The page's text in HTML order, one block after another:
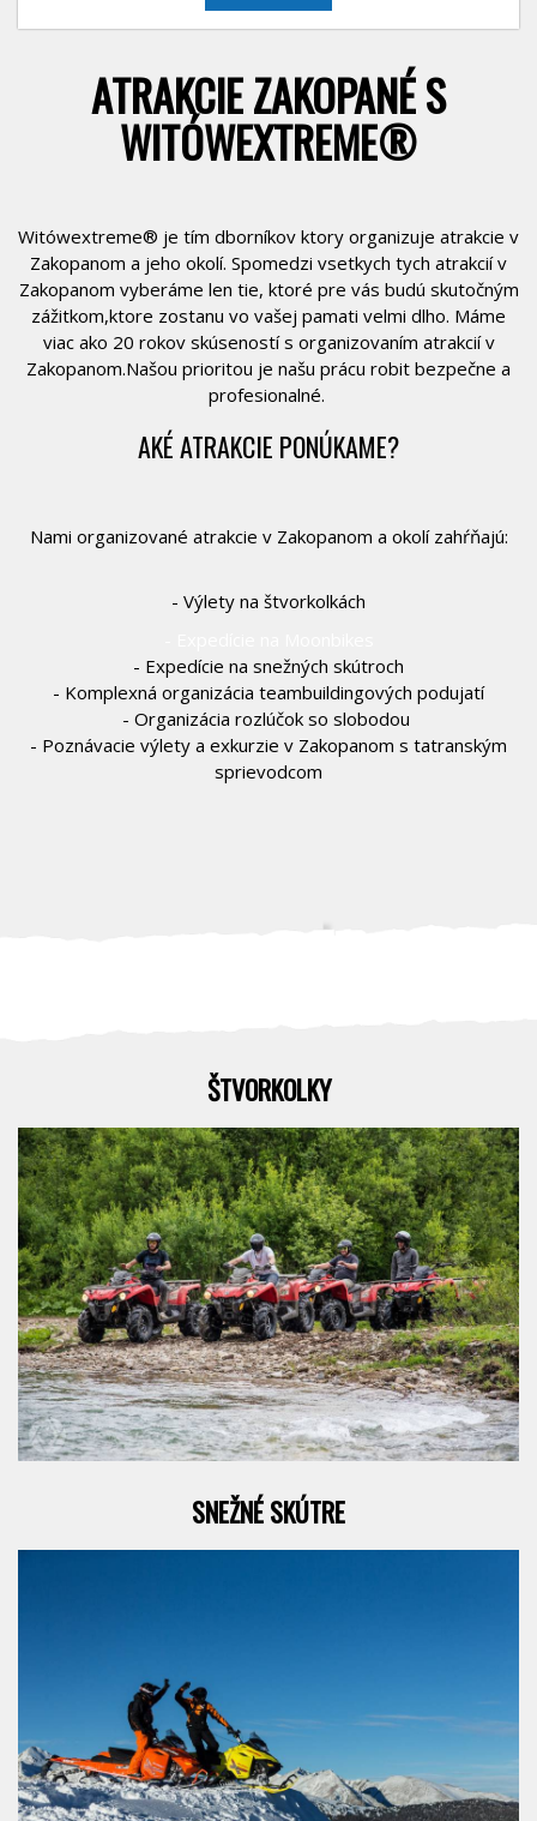
ATRAKCIE ZAKOPANÉ S
WITÓWEXTREME®
Witówextreme® je tím dborníkov ktory organizuje atrakcie v
Zakopanom a jeho okolí. Spomedzi vsetkych tych atrakcií v
Zakopanom vyberáme len tie, ktoré pre vás budú skutočným
zážitkom,ktore zostanu vo vašej pamati velmi dlho. Máme
viac ako 20 rokov skúseností s organizovaním atrakcií v
Zakopanom.Našou prioritou je našu prácu robit bezpečne a
profesionalné.
AKÉ ATRAKCIE PONÚKAME?
Nami organizované atrakcie v Zakopanom a okolí zahŕňajú:
- Výlety na štvorkolkách
- Expedície na snežných skútroch
- Komplexná organizácia teambuildingových podujatí
- Organizácia rozlúčok so slobodou
- Poznávacie výlety a exkurzie v Zakopanom s tatranským
sprievodcom
ŠTVORKOLKY
SNEŽNÉ SKÚTRE